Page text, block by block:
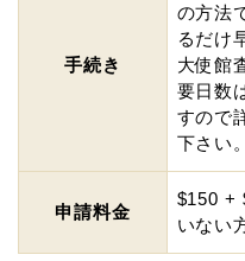
手続き
の方法
るだけ
大使館
要日数
すので
下さい。
申請料金
$150 +
いない